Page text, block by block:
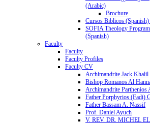
(Arabic)
Brochure
Cursos Biblicos
SOFIA Theology Program
(Spanish)
Faculty
Faculty
Faculty Profiles
Faculty CV
Archimandrite Jack Khalil
Bishop Romanos Al
Archimandrite Parthenios
Father Porphyrios (Fadi)
Father Bassam A. Nassif
Prof. Daniel Ayuch
V. REV. DR. MICHEL